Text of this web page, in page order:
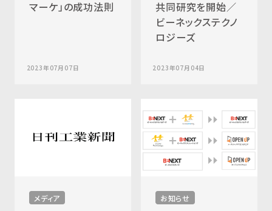
マーケ」の成功法則
2023年07月07日
共同研究を開始／
ビーネックステクノ
ロジーズ
2023年07月04日
メディア お知らせ